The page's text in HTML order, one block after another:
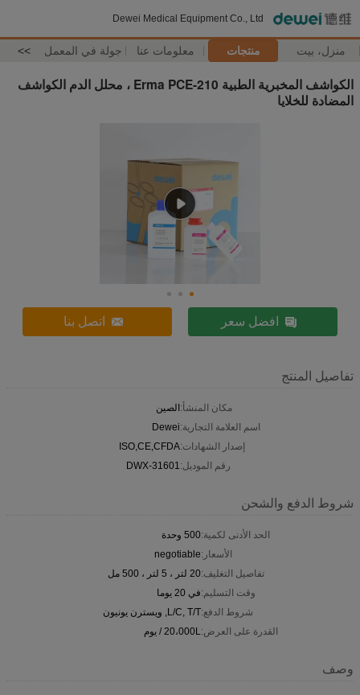
Dewei Medical Equipment Co., Ltd
منزل، بيت منتجات معلومات عنا جولة في المعمل >>
الكواشف المخبرية الطبية Erma PCE-210 ، محلل الدم الكواشف
المضادة للخلايا
افضل سعر اتصل بنا
تفاصيل المنتج
مكان المنشأ:الصين
اسم العلامة التجارية:Dewei
إصدار الشهادات:ISO,CE,CFDA
رقم الموديل:DWX-31601
شروط الدفع والشحن
الحد الأدنى لكمية:500 وحدة
الأسعار:negotiable
تفاصيل التغليف:20 لتر ، 5 لتر ، 500 مل
وقت التسليم:في 20 يوما
شروط الدفع:L/C, T/T, ويسترن يونيون
القدرة على العرض:20،000L / يوم
وصف